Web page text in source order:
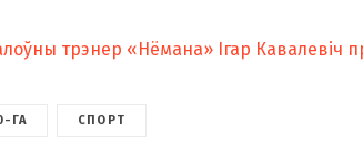
трэнер «Нёмана» Ігар Кавалевіч
ГА СПОРТ